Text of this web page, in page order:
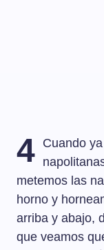
4 Cuando
metemos las
horno y
arriba y abajo,
que veamos